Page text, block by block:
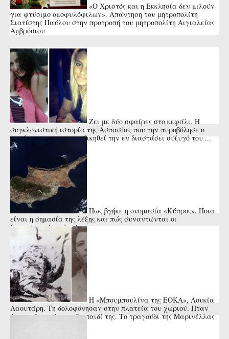
«Ο Χριστός και η Εκκλησία δεν μιλούν
για φτύσιμο ομοφυλόφιλων». Απάντηση του μητροπολίτη
Σιατίστης Παύλου στην προτροπή του μητροπολίτη Αιγιαλείας
Αμβρόσιου
Ζει με δύο σφαίρες στο κεφάλι. Η
συγκλονιστική ιστορία της Ασπασίας που την πυροβόλησε ο
πατέρας της για να εκδικηθεί την εν διαστάσει σύζυγό του ...
Πως βγήκε η ονομασία «Κύπρος». Ποια
είναι η σημασία της λέξης και πώς συναντώνται οι
διαφορετικές εκδοχές
Η «Μπουμπουλίνα της ΕΟΚΑ», Λουκία
Λαουτάρη. Τη δολοφόνησαν στην πλατεία του χωριού. Ήταν
έγκυος 5 μηνών στο 7ο παιδί της. Το τραγούδι της Μαρινέλλας